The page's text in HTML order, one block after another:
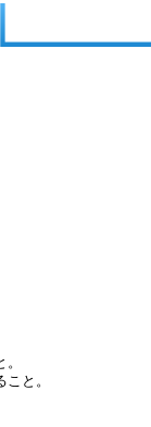
と。